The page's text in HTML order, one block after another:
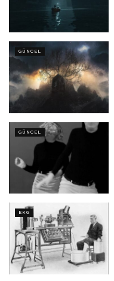
GÜNCEL
GÜNCEL
EKG